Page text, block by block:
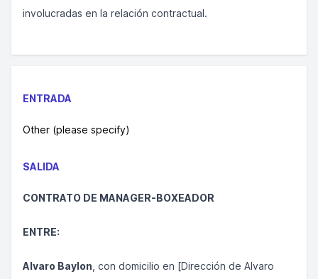
involucradas en la relación contractual.
ENTRADA
Other (please specify)
SALIDA
CONTRATO DE MANAGER-BOXEADOR
ENTRE:
Alvaro Baylon , con domicilio en [Dirección de Alvaro